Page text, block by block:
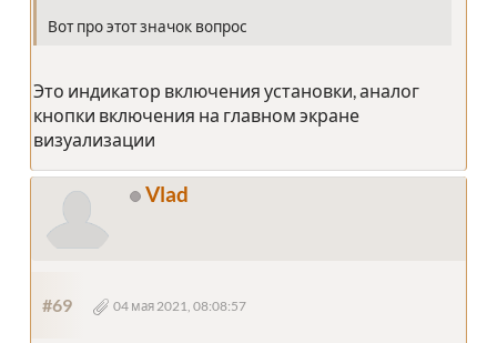
Вот про этот значок вопрос
Это индикатор включения установки, аналог
кнопки включения на главном экране
визуализации
Vlad
#69 04 мая 2021, 08:08:57